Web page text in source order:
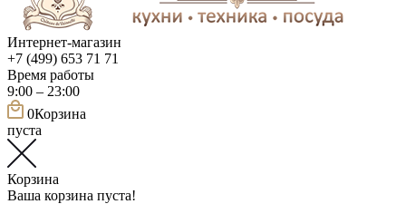
Интернет-магазин
+7 (499) 653 71 71
Время работы
9:00 – 23:00
0Корзина
пуста
Корзина
Ваша корзина пуста!